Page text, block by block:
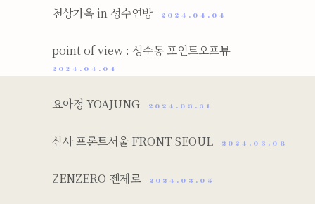
천상가옥 in 성수연방 2024.04.04
point of view : 성수동 포인트오프뷰
2024.04.04
요아정 YOAJUNG 2024.03.31
신사 프론트서울 FRONT SEOUL 2024.03.06
ZENZERO 젠제로 2024.03.05